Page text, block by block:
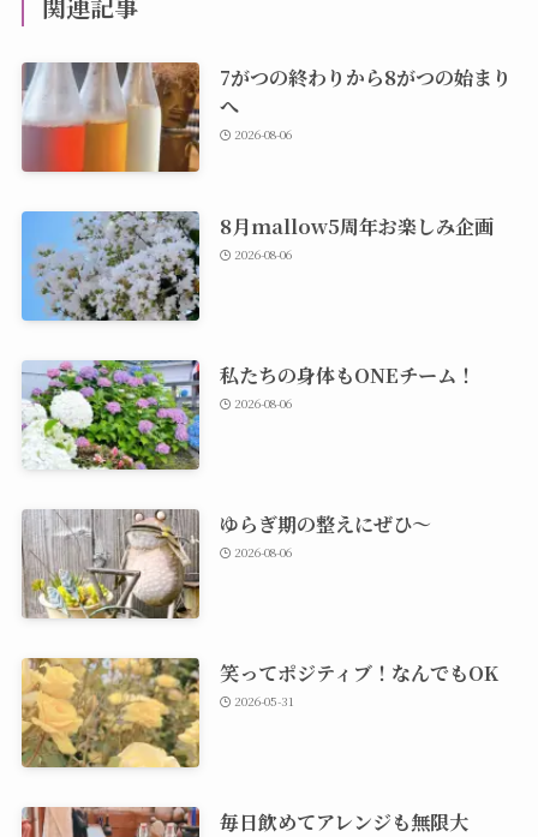
7がつの終わりから8がつの始まり
へ
2026-08-06
8月mallow5周年お楽しみ企画
2026-08-06
私たちの身体もONEチーム！
2026-08-06
ゆらぎ期の整えにぜひ～
2026-08-06
笑ってポジティブ！なんでもOK
2026-05-31
毎日飲めてアレンジも無限大